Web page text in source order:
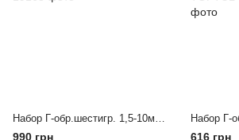
Набор Г-обр.шестигр. 1,5-10мм 9ед. разноцветных с шаром TOPTUL GAAL0918
990 грн 616 грн